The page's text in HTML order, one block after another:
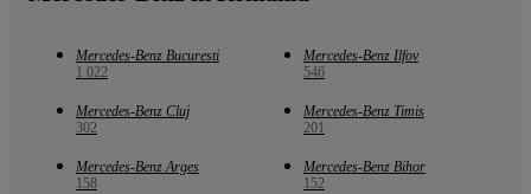
Mercedes-Benz Bucuresti
1 022
Mercedes-Benz Ilfov
546
Mercedes-Benz Cluj
302
Mercedes-Benz Timis
201
Mercedes-Benz Arges
158
Mercedes-Benz Bihor
152